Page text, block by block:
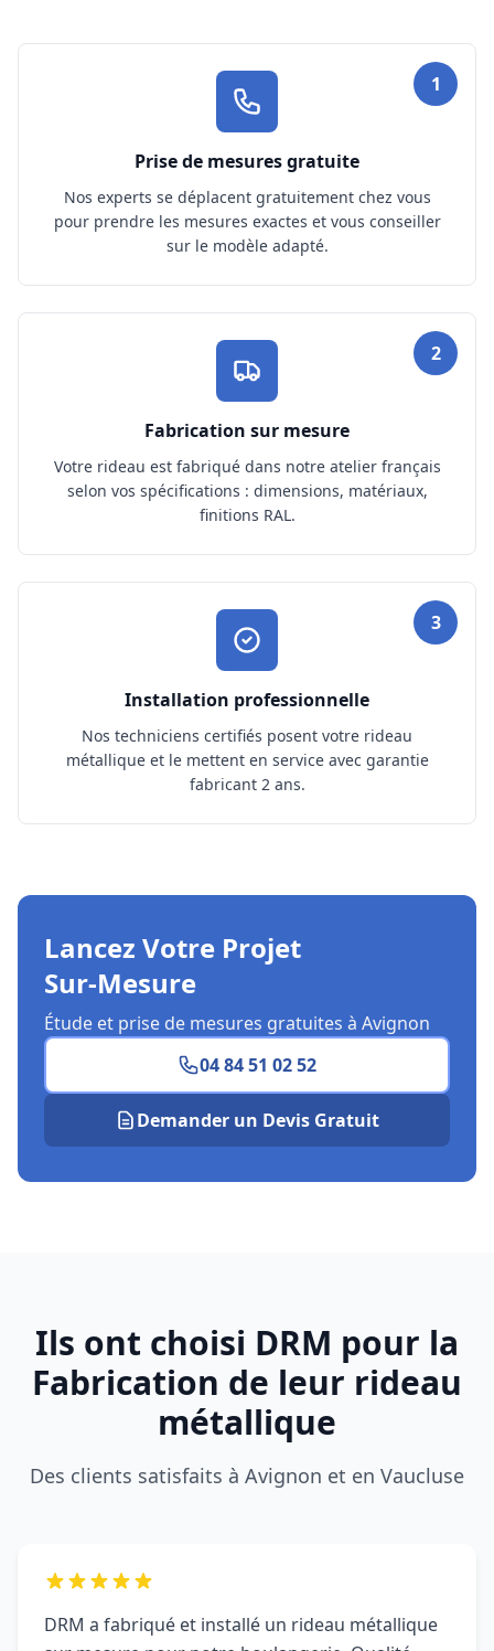
1
Prise de mesures gratuite
Nos experts se déplacent gratuitement chez vous
pour prendre les mesures exactes et vous conseiller
sur le modèle adapté.
2
Fabrication sur mesure
Votre rideau est fabriqué dans notre atelier français
selon vos spécifications : dimensions, matériaux,
finitions RAL.
3
Installation professionnelle
Nos techniciens certifiés posent votre rideau
métallique et le mettent en service avec garantie
fabricant 2 ans.
Lancez Votre Projet
Sur‑Mesure
Étude et prise de mesures gratuites à Avignon
04 84 51 02 52
Demander un Devis Gratuit
Ils ont choisi DRM pour la
Fabrication de leur rideau
métallique
Des clients satisfaits à Avignon et en Vaucluse
DRM a fabriqué et installé un rideau métallique